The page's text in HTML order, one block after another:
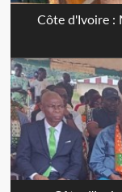
Côte d'Ivoire :